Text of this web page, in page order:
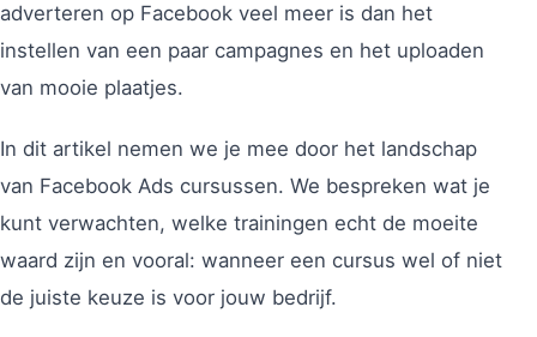
adverteren op Facebook veel meer is dan het
instellen van een paar campagnes en het uploaden
van mooie plaatjes.
In dit artikel nemen we je mee door het landschap
van Facebook Ads cursussen. We bespreken wat je
kunt verwachten, welke trainingen echt de moeite
waard zijn en vooral: wanneer een cursus wel of niet
de juiste keuze is voor jouw bedrijf.